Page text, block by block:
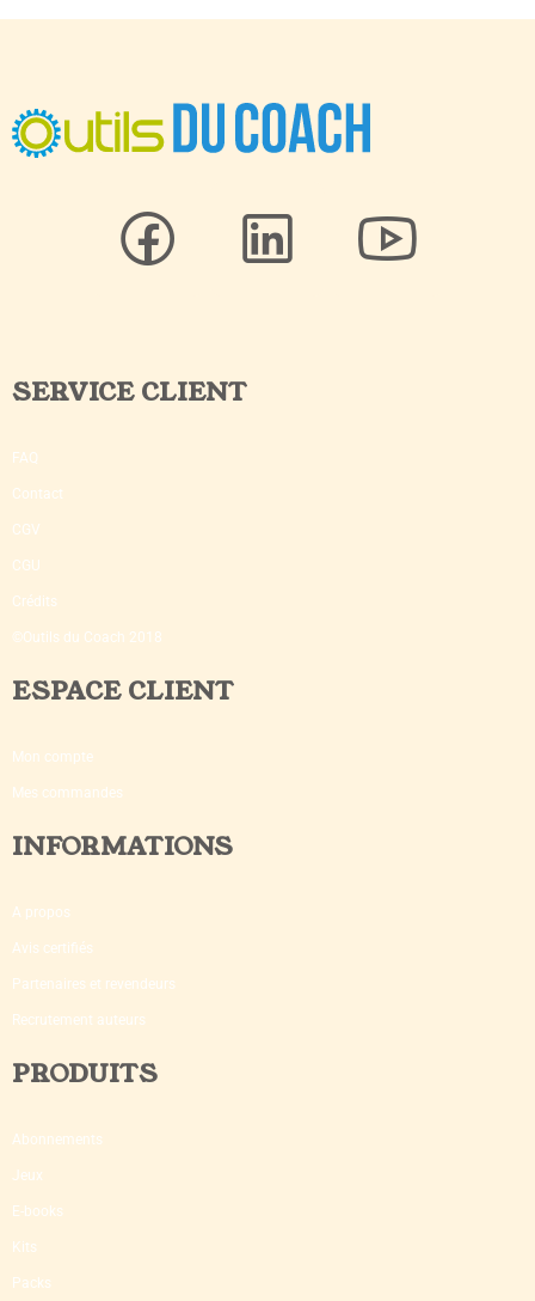
SERVICE CLIENT
FAQ
Contact
CGV
CGU
Crédits
©Outils du Coach 2018
ESPACE CLIENT
Mon compte
Mes commandes
INFORMATIONS
A propos
Avis certifiés
Partenaires et revendeurs
Recrutement auteurs
PRODUITS
Abonnements
Jeux
E-books
Kits
Packs